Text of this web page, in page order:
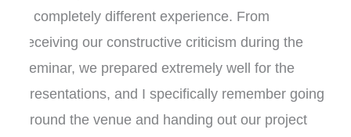
a completely different experience. From
receiving our constructive criticism during the
seminar, we prepared extremely well for the
presentations, and I specifically remember going
around the venue and handing out our project